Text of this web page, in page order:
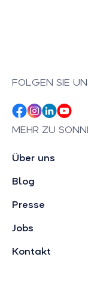
FOLGEN SIE
MEHR ZU
Über uns
Blog
Presse
Jobs
Kontakt